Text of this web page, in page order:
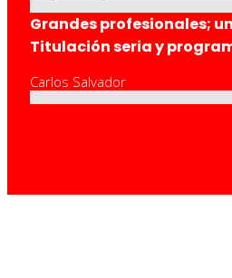
Grandes profesionales;
Titulación seria y
Carlos Salvador